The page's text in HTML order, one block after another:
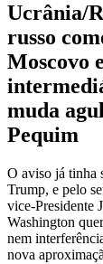
Ucrânia/
russo
Moscovo
muda
Pequim
O aviso já tinha
Trump, e pelo
vice-Presidente
Washington
nem
nova